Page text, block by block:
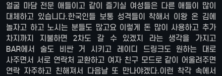
얼굴 마담 전문 애들이고 같이 즐기실 여성들은 다른 애들이 많이
대체하고 있습니다.한국인들 보통 성격들이 착해서 이왕 온 김에
놀자고 하고 노시는 분들도 많고요 이렇게 돈 많이 사용하고 추가
차지까지 지불하면 2차도 갈 수 있겠지 라는 생각을 가지고
BAR에서 술도 비싼 거 시키고 레이디 드링크도 원하는 대로
사주면서 서로 연락처 교환하고 여자 친구 모드로 같이 어울려주면
연락 자주하고 친해져서 다음날 또 만나야겠다.이런 착각 속에서